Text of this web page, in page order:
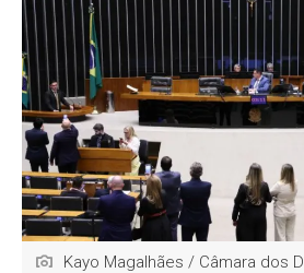
Kayo Magalhães / Câmara dos